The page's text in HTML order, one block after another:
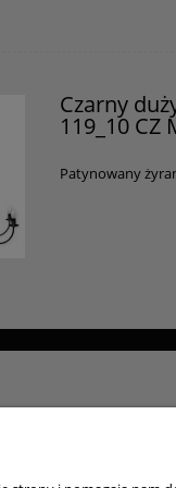
Czarny
119_10 CZ
Patynowany